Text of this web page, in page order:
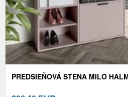
PREDSIEŇOVÁ STENA MILO